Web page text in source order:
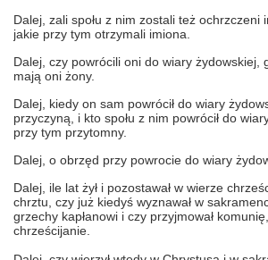
Dalej, zali społu z nim zostali też ochrzczeni
jakie przy tym otrzymali imiona.
Dalej, czy powrócili oni do wiary żydowskiej,
mają oni żony.
Dalej, kiedy on sam powrócił do wiary
przyczyną, i kto społu z nim powrócił do
przy tym przytomny.
Dalej, o obrzęd przy powrocie do wiary
Dalej, ile lat żył i pozostawał w wierze
chrztu, czy już kiedyś wyznawał w
grzechy kapłanowi i czy przyjmował
chrześcijanie.